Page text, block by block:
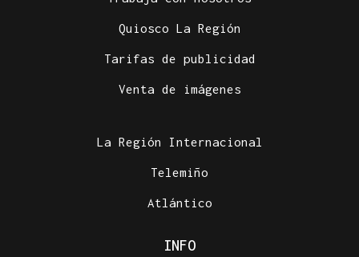
Quiosco La Región
Tarifas de publicidad
Venta de imágenes
La Región Internacional
Telemiño
Atlántico
INFO